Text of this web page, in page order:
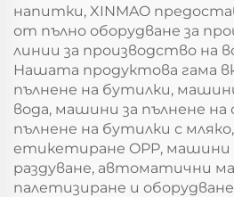
напитки, XINMAO
от пълно оборудване за
линии за производство на
Нашата продуктова гама
пълнене на бутилки,
вода, машини за пълнене на
пълнене на бутилки с
етикетиране OPP, машини
раздуване, автоматични
палетизиране и